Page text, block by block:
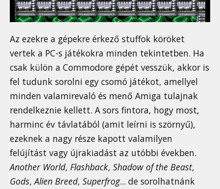
Az ezekre a gépekre érkező stuffok köröket
vertek a PC-s játékokra minden tekintetben. Ha
csak külön a Commodore gépét vesszük, akkor is
fel tudunk sorolni egy csomó játékot, amellyel
minden valamirevaló és menő Amiga tulajnak
rendelkeznie kellett. A sors fintora, hogy most,
harminc év távlatából (amit leírni is szörnyű),
ezeknek a nagy része kapott valamilyen
felújítást vagy újrakiadást az utóbbi években.
Another World, Flashback, Shadow of the Beast,
Gods,Alien Breed, Superfrog... de sorolhatnánk